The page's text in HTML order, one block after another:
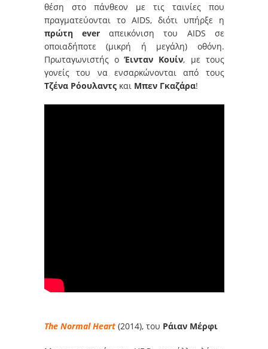
θέση στο πάνθεον με τις ταινίες που
πραγματεύονται το AIDS, διότι υπήρξε η
πρώτη ever απεικόνιση του AIDS σε
οποιαδήποτε (μικρή ή μεγάλη) οθόνη.
Πρωταγωνιστής οΈινταν Κουίν, με τους
γονείς του να ενσαρκώνονται από τους
Τζένα Ρόουλαντς και Μπεν Γκαζάρα!
The Normal Heart (2014), του Ράιαν Μέρφι